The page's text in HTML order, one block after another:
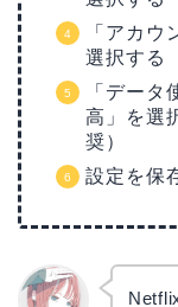
「アカ
選択する
「デー
高」を選
奨）
設定を保